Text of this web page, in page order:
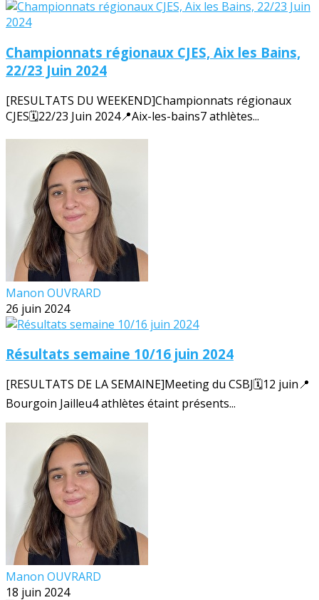
Championnats régionaux CJES, Aix les Bains,
22/23 Juin 2024
[RESULTATS DU WEEKEND]Championnats régionaux
CJES🗓️22/23 Juin 2024📍Aix-les-bains7 athlètes...
Manon OUVRARD
26 juin 2024
Résultats semaine 10/16 juin 2024
[RESULTATS DE LA SEMAINE]Meeting du CSBJ🗓️12 juin📍
Bourgoin Jailleu4 athlètes étaint présents...
Manon OUVRARD
18 juin 2024